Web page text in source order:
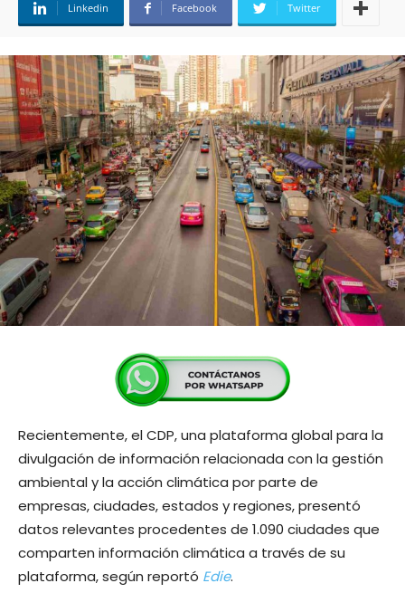
Linkedin Facebook Twitter
Recientemente, el CDP, una plataforma global para la
divulgación de información relacionada con la gestión
ambiental y la acción climática por parte de
empresas, ciudades, estados y regiones, presentó
datos relevantes procedentes de 1.090 ciudades que
comparten información climática a través de su
plataforma, según reportó Edie.